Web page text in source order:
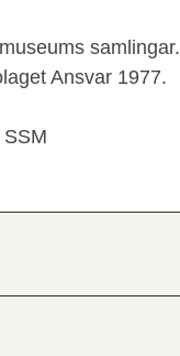
samlingar.
Ansvar 1977.